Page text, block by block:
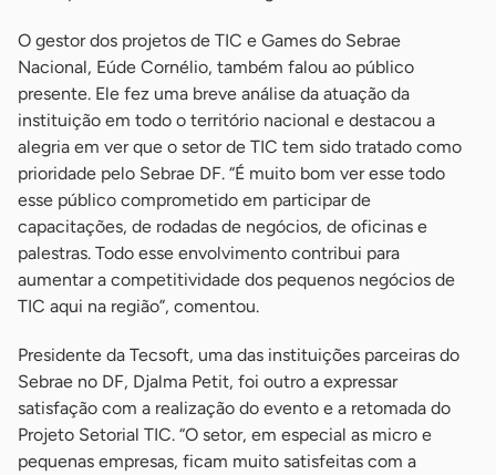
O gestor dos projetos de TIC e Games do Sebrae
Nacional, Eúde Cornélio, também falou ao público
presente. Ele fez uma breve análise da atuação da
instituição em todo o território nacional e destacou a
alegria em ver que o setor de TIC tem sido tratado como
prioridade pelo Sebrae DF. “É muito bom ver esse todo
esse público comprometido em participar de
capacitações, de rodadas de negócios, de oficinas e
palestras. Todo esse envolvimento contribui para
aumentar a competitividade dos pequenos negócios de
TIC aqui na região”, comentou.
Presidente da Tecsoft, uma das instituições parceiras do
Sebrae no DF, Djalma Petit, foi outro a expressar
satisfação com a realização do evento e a retomada do
Projeto Setorial TIC. “O setor, em especial as micro e
pequenas empresas, ficam muito satisfeitas com a